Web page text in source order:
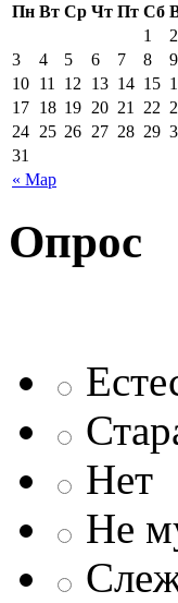
Пн Вт Ср Чт Пт Сб
« Мар
1
2
3
4 5 6 7 8
9
10 11 12 13 14 15
17 18 19 20 21 22
24 25 26 27 28 29
31
Опрос
Нет
Не